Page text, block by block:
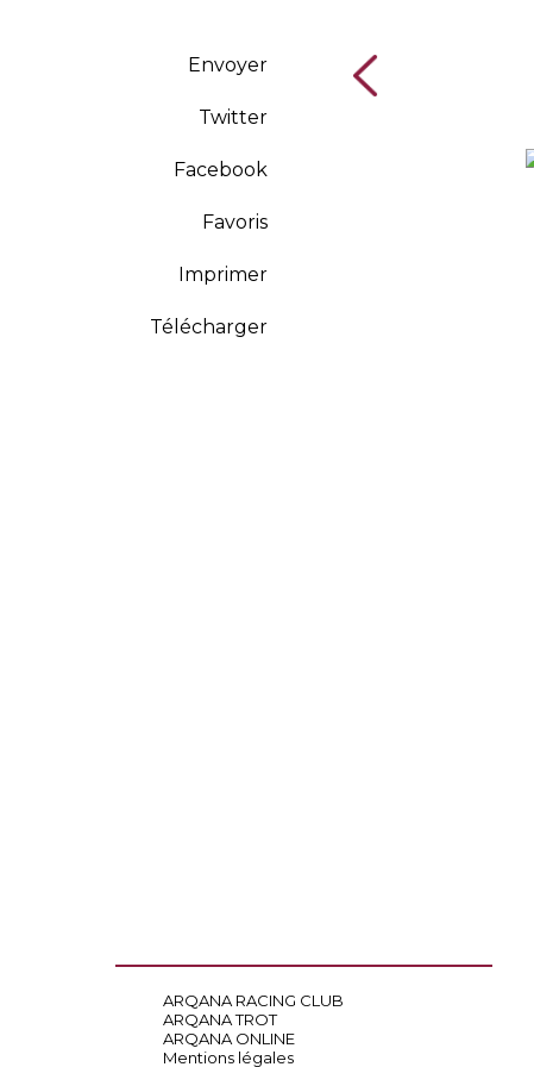
Envoyer
Twitter
Facebook
Favoris
Imprimer
Télécharger
ARQANA RACING CLUB
ARQANA TROT
ARQANA ONLINE
Mentions légales